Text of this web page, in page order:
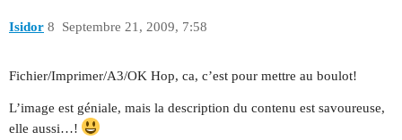
Isidor Septembre 21, 2009, 7:58
8
Fichier/Imprimer/A3/OK Hop, ca, c’est pour mettre au boulot!
L’image est géniale, mais la description du contenu est savoureuse,
elle aussi…!